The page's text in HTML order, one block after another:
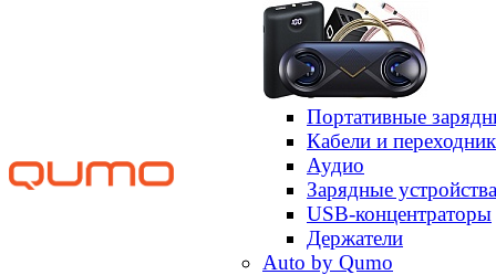
Портативные
Кабели и
Аудио
Зарядные устройства
USB-концентраторы
Держатели
Auto by Qumo